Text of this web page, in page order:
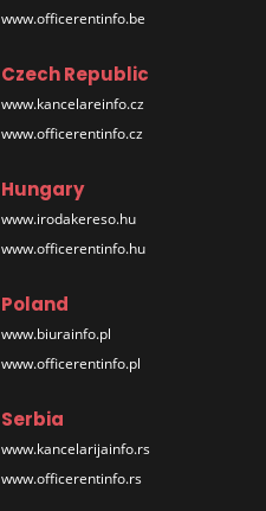
www.officerentinfo.be
Czech Republic
www.kancelareinfo.cz
www.officerentinfo.cz
Hungary
www.irodakereso.hu
www.officerentinfo.hu
Poland
www.biurainfo.pl
www.officerentinfo.pl
Serbia
www.kancelarijainfo.rs
www.officerentinfo.rs